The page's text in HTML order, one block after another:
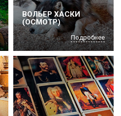
ВОЛЬЕР ХАСКИ
(ОСМОТР)
Подробнее